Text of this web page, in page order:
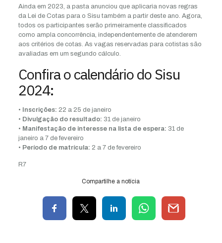
Ainda em 2023, a pasta anunciou que aplicaria novas regras
da Lei de Cotas para o Sisu também a partir deste ano. Agora,
todos os participantes serão primeiramente classificados
como ampla concorrência, independentemente de atenderem
aos critérios de cotas. As vagas reservadas para cotistas são
avaliadas em um segundo cálculo.
Confira o calendário do Sisu
2024:
• Inscrições: 22 a 25 de janeiro
• Divulgação do resultado: 31 de janeiro
• Manifestação de interesse na lista de espera: 31 de
janeiro a 7 de fevereiro
• Período de matrícula: 2 a 7 de fevereiro
R7
Compartilhe a notícia